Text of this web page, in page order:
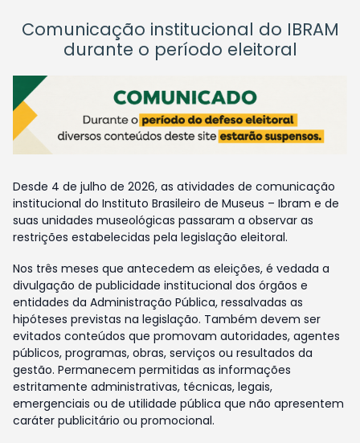
Comunicação institucional do IBRAM
durante o período eleitoral
Desde 4 de julho de 2026, as atividades de comunicação
institucional do Instituto Brasileiro de Museus – Ibram e de
suas unidades museológicas passaram a observar as
restrições estabelecidas pela legislação eleitoral.
Nos três meses que antecedem as eleições, é vedada a
divulgação de publicidade institucional dos órgãos e
entidades da Administração Pública, ressalvadas as
hipóteses previstas na legislação. Também devem ser
evitados conteúdos que promovam autoridades, agentes
públicos, programas, obras, serviços ou resultados da
gestão. Permanecem permitidas as informações
estritamente administrativas, técnicas, legais,
emergenciais ou de utilidade pública que não apresentem
caráter publicitário ou promocional.